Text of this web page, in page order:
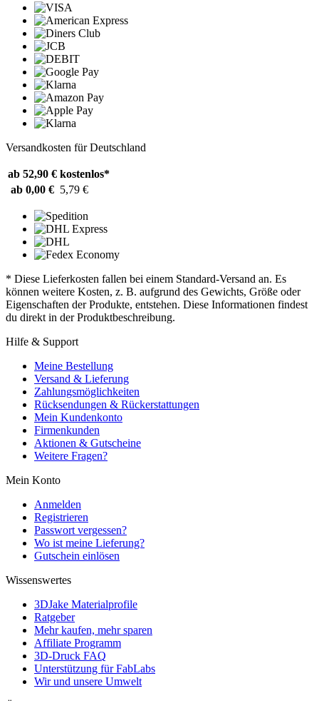
Versandkosten für Deutschland
ab 52,90 € kostenlos*
ab 0,00 € 5,79 €
* Diese Lieferkosten fallen bei einem Standard-Versand an. Es
können weitere Kosten, z. B. aufgrund des Gewichts, Größe oder
Eigenschaften der Produkte, entstehen. Diese Informationen findest
du direkt in der Produktbeschreibung.
Hilfe & Support
Meine Bestellung
Versand & Lieferung
Zahlungsmöglichkeiten
Rücksendungen & Rückerstattungen
Mein Kundenkonto
Firmenkunden
Aktionen & Gutscheine
Weitere Fragen?
Mein Konto
Anmelden
Registrieren
Passwort vergessen?
Wo ist meine Lieferung?
Gutschein einlösen
Wissenswertes
3DJake Materialprofile
Ratgeber
Mehr kaufen, mehr sparen
Affiliate Programm
3D-Druck FAQ
Unterstützung für FabLabs
Wir und unsere Umwelt